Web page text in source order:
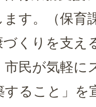
ます。（保育
づくりを支
市民が気軽に
すること」を